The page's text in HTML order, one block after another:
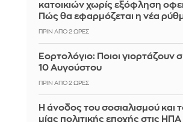
κατοικιών χωρίς εξόφληση
Πώς θα εφαρμόζεται η νέα
ΠΡΙΝ ΑΠΌ 2 ΏΡΕΣ
Εορτολόγιο: Ποιοι γιορτάζουν
10 Αυγούστου
ΠΡΙΝ ΑΠΌ 2 ΏΡΕΣ
Η άνοδος του σοσιαλισμού και
μίας πολιτικής εποχής στις ΗΠΑ